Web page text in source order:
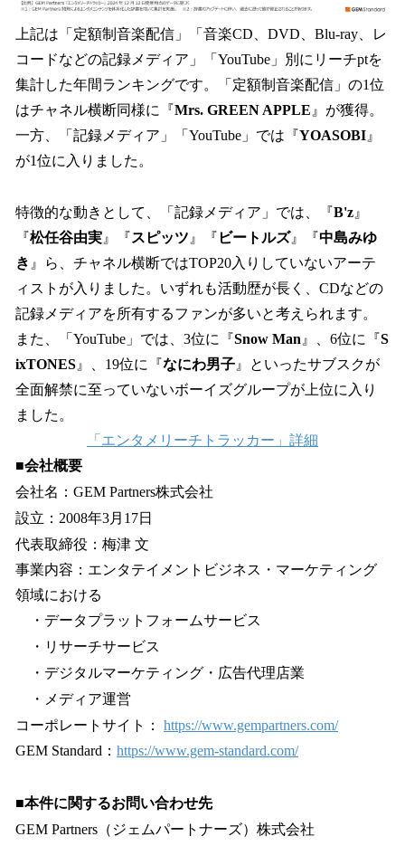
上記は「定額制音楽配信」「音楽CD、DVD、Blu-ray、レ
コードなどの記録メディア」「YouTube」別にリーチptを
集計した年間ランキングです。「定額制音楽配信」の1位
はチャネル横断同様に『Mrs. GREEN APPLE 』が獲得。
一方、「記録メディア」「YouTube」では『YOASOBI 』
が1位に入りました。
特徴的な動きとして、「記録メディア」では、『B'z 』
『松任谷由実 』『スピッツ 』『 ビートルズ』『中島みゆ
き 』ら、チャネル横断ではTOP20入りしていないアーテ
ィストが入りました。いずれも活動歴が長く、CDなどの
記録メディアを所有するファンが多いと考えられます。
また、「YouTube」では、3位に『Snow Man 』、6位に『S
ixTONES 』、19位に『なにわ男子 』といったサブスクが
全面解禁に至っていないボーイズグループが上位に入り
ました。
「エンタメリーチトラッカー」詳細
■会社概要
会社名：GEM Partners株式会社
設立：2008年3月17日
代表取締役：梅津 文
事業内容：エンタテイメントビジネス・マーケティング
領域における
・データプラットフォームサービス
・リサーチサービス
・デジタルマーケティング・広告代理店業
・メディア運営
コーポレートサイト： https://www.gempartners.com/
GEM Standard： https://www.gem-standard.com/
■本件に関するお問い合わせ先
GEM Partners（ジェムパートナーズ）株式会社